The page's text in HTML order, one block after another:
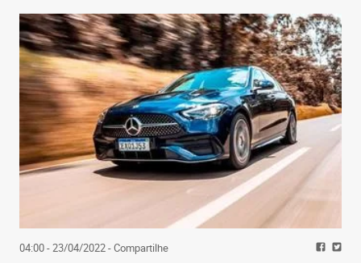
04:00 - 23/04/2022- Compartilhe